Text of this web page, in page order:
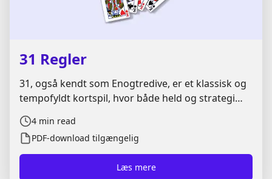
31 Regler
31, også kendt som Enogtredive, er et klassisk og
tempofyldt kortspil, hvor både held og strategi
spiller en afgørende rolle. Spillet er let at lære,
men kan være overraskende taktisk, især når man
spiller med erfarne modstandere. Her på
Playiro.com får du alt, du skal vide om 31 regler,
point, spillets gang og smarte tricks til at vinde.
4 min read
PDF-download tilgængelig
Læs mere